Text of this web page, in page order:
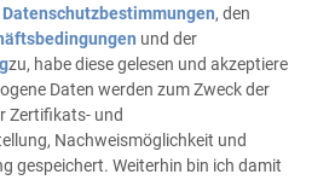
Datenschutzbestimmungen, den
und der
zu, habe diese gelesen und akzeptiere
Daten werden zum Zweck der
Zertifikats- und
Nachweismöglichkeit und
gespeichert. Weiterhin bin ich damit